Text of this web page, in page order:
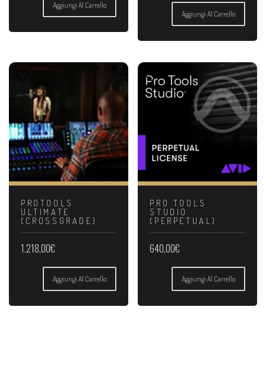
Aggiungi Al Carrello
Aggiungi Al Carrello
PROTOOLS
ULTIMATE
(CROSSGRADE)
1.218,00€
Aggiungi Al Carrello
PRO TOOLS
STUDIO
(PERPETUAL)
640,00€
Aggiungi Al Carrello